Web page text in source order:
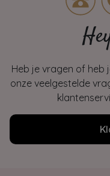
Heb je vragen of heb
onze veelgestelde